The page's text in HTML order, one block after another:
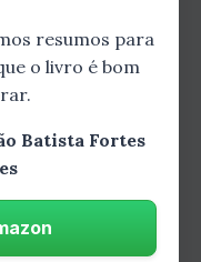
resumos para
o livro é bom
Batista Fortes